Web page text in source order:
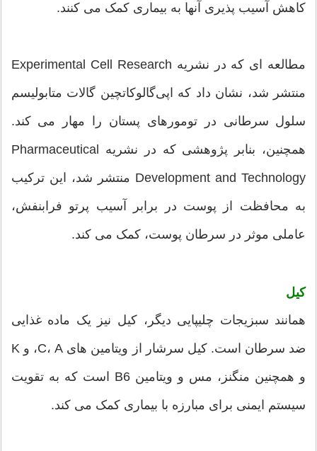
کاهش آسیب پذیری آنها به بیماری کمک می کنند.
مطالعه ای که در نشریه Experimental Cell Research
منتشر شد، نشان داد که اپی‌گالوکاتچین گالات متابولیسم
سلول سرطانی در تومورهای پستان را مهار می کند.
همچنین، بنابر پژوهشی که در نشریه Pharmaceutical
Development and Technology منتشر شد، این ترکیب
به محافظت از پوست در برابر آسیب پرتو فرابنفش،
عاملی موثر در سرطان پوست، کمک می کند.
کیل
همانند سبزیجات چلیپایی دیگر، کیل نیز یک ماده غذایی
ضد سرطان است. کیل سرشار از ویتامین های C، A، و K
و همچنین منگنز، مس و ویتامین B6 است که به تقویت
سیستم ایمنی برای مبارزه با بیماری کمک می کند.